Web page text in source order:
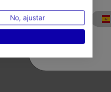
No, ajustar